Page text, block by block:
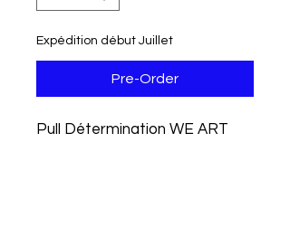
Expédition début Juillet
Pre-Order
Pull Détermination WE ART